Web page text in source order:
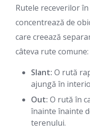
Rutele receverilor
concentrează de
care creează
câteva rute comune:
Slant: O rută
ajungă în
Out: O rută în
înainte înainte
terenului.